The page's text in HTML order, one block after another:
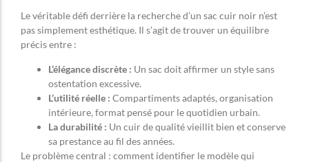
Le véritable défi derrière la recherche d’un sac cuir noir n’est
pas simplement esthétique. Il s’agit de trouver un équilibre
précis entre :
L’élégance discrète : Un sac doit affirmer un style sans
ostentation excessive.
L’utilité réelle : Compartiments adaptés, organisation
intérieure, format pensé pour le quotidien urbain.
La durabilité : Un cuir de qualité vieillit bien et conserve
sa prestance au fil des années.
Le problème central : comment identifier le modèle qui